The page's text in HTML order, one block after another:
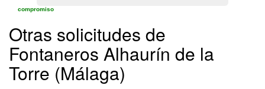
compromiso
Otras solicitudes de
Fontaneros Alhaurín de la
Torre (Málaga)